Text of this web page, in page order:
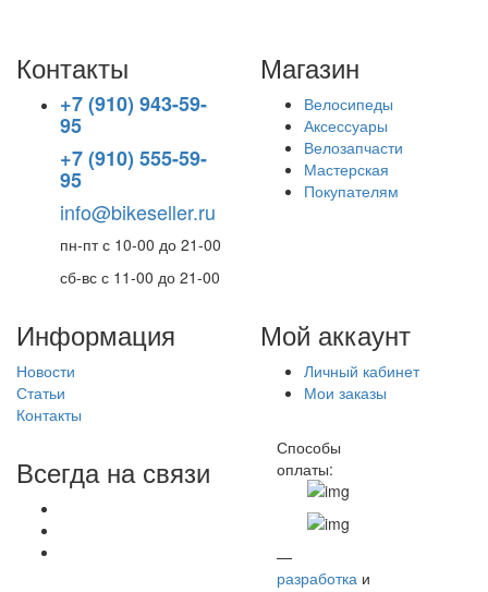
Контакты
+7 (910) 943-59-
95
+7 (910) 555-59-
95
info@bikeseller.ru
пн-пт с 10-00 до 21-00
сб-вс с 11-00 до 21-00
Магазин
Велосипеды
Аксессуары
Велозапчасти
Мастерская
Покупателям
Информация
Новости
Статьи
Контакты
Мой аккаунт
Личный кабинет
Мои заказы
Всегда на связи
Способы
оплаты:
—
разработка и